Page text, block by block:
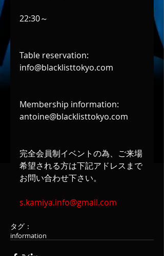
22:30～
Table reservation:
info@blacklisttokyo.com
Membership information:
antoine@blacklisttokyo.com
完全会員制イベントの為、ご来場
希望される方は下記アドレスまで
お問い合わせ下さい。
s.kamiya.info@gmail.com
タグ：
information